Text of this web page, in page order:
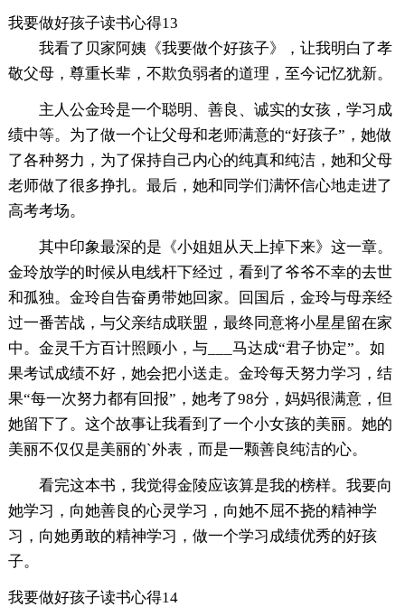
我要做好孩子读书心得13
我看了贝家阿姨《我要做个好孩子》，让我明白了孝
敬父母，尊重长辈，不欺负弱者的道理，至今记忆犹新。
主人公金玲是一个聪明、善良、诚实的女孩，学习成
绩中等。为了做一个让父母和老师满意的“好孩子”，她做
了各种努力，为了保持自己内心的纯真和纯洁，她和父母
老师做了很多挣扎。最后，她和同学们满怀信心地走进了
高考考场。
其中印象最深的是《小姐姐从天上掉下来》这一章。
金玲放学的时候从电线杆下经过，看到了爷爷不幸的去世
和孤独。金玲自告奋勇带她回家。回国后，金玲与母亲经
过一番苦战，与父亲结成联盟，最终同意将小星星留在家
中。金灵千方百计照顾小，与___马达成“君子协定”。如
果考试成绩不好，她会把小送走。金玲每天努力学习，结
果“每一次努力都有回报”，她考了98分，妈妈很满意，但
她留下了。这个故事让我看到了一个小女孩的美丽。她的
美丽不仅仅是美丽的`外表，而是一颗善良纯洁的心。
看完这本书，我觉得金陵应该算是我的榜样。我要向
她学习，向她善良的心灵学习，向她不屈不挠的精神学
习，向她勇敢的精神学习，做一个学习成绩优秀的好孩
子。
我要做好孩子读书心得14